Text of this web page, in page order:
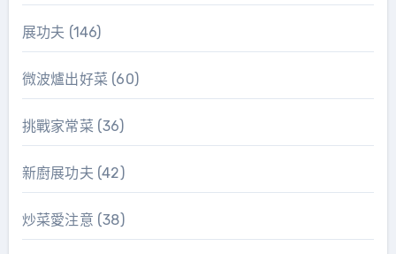
展功夫 (146)
微波爐出好菜 (60)
挑戰家常菜 (36)
新廚展功夫 (42)
炒菜愛注意 (38)